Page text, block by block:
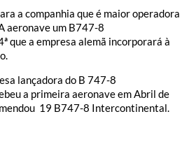
a companhia que é maior operadora
aeronave um B747-8
que a empresa alemã incorporará à
lançadora do B 747-8
a primeira aeronave em Abril de
19 B747-8 Intercontinental.